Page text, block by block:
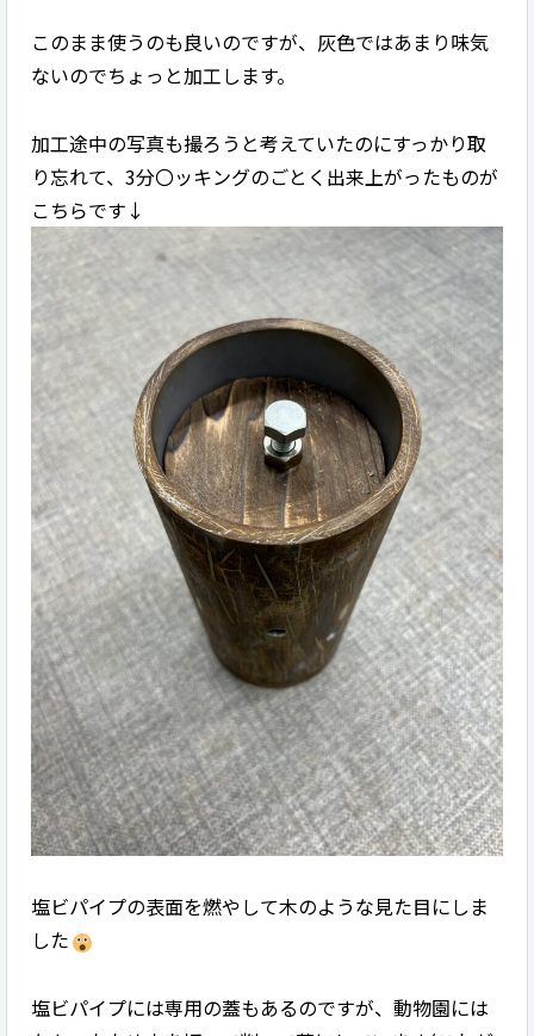
このまま使うのも良いのですが、灰色ではあまり味気
ないのでちょっと加工します。
加工途中の写真も撮ろうと考えていたのにすっかり取
り忘れて、3分〇ッキングのごとく出来上がったものが
こちらです↓
塩ビパイプの表面を燃やして木のような見た目にしま
した
塩ビパイプには専用の蓋もあるのですが、動物園には